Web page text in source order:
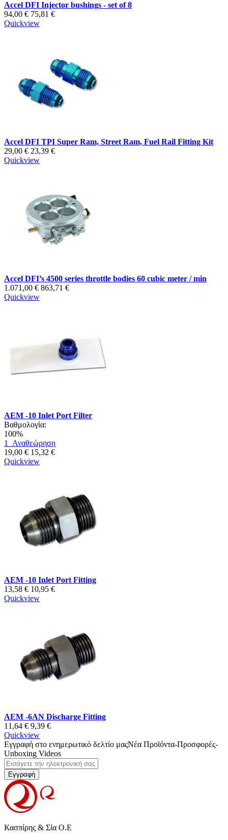
Accel DFI Injector bushings - set of 8
94,00 € 75,81 €
Quickview
Accel DFI TPI Super Ram, Street Ram, Fuel Rail Fitting Kit
29,00 € 23,39 €
Quickview
Accel DFI’s 4500 series throttle bodies 60 cubic meter / min
1.071,00 € 863,71 €
Quickview
AEM -10 Inlet Port Filter
Βαθμολογία:
100%
1 Αναθεώρηση
19,00 € 15,32 €
Quickview
AEM -10 Inlet Port Fitting
13,58 € 10,95 €
Quickview
AEM -6AN Discharge Fitting
11,64 € 9,39 €
Quickview
Εγγραφή στο ενημερωτικό δελτίο μαςΝέα Προϊόντα-Προσφορές-
Unboxing Videos
Εγγραφή
Κασπίρης & Σία Ο.Ε